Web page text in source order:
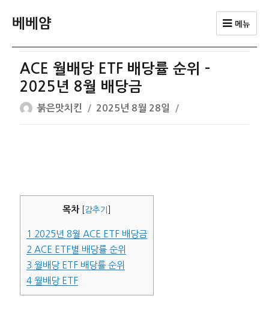
베베얌 메뉴
ACE 월배당 ETF 배당률 순위 –
2025년 8월 배당금
글
쓴
붉은맛치킨
작
성
2025년 8월 28일
목차 감추기
1 2025년 8월 ACE ETF 배당금
2 ACE ETF별 배당률 순위
3 월배당 ETF 배당률 순위
4월배당 ETF